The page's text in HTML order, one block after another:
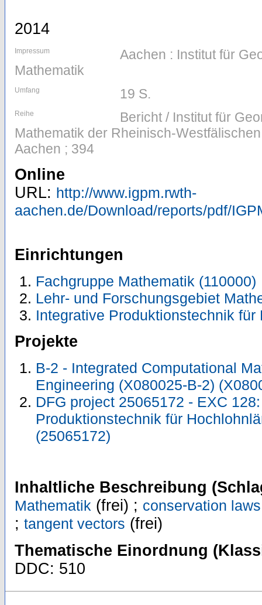
2014
Impressum
Aachen : Institut für
Mathematik
Umfang 19 S.
Reihe
Bericht / Institut für
Mathematik der Rheinisch-
Aachen ; 394
Online
URL: http://www.igpm.rwth-
aachen.de/Download/reports/pdf/
Einrichtungen
Fachgruppe Mathematik (110000)
Lehr- und Forschungsgebiet
Integrative Produktionstechnik
Projekte
B-2 - Integrated Computational
Engineering (X080025-B-2)
DFG project 25065172 - EXC
Produktionstechnik für
(25065172)
Inhaltliche Beschreibung
Mathematik (frei) ; conservation laws
; tangent vectors (frei)
Thematische Einordnung
DDC: 510